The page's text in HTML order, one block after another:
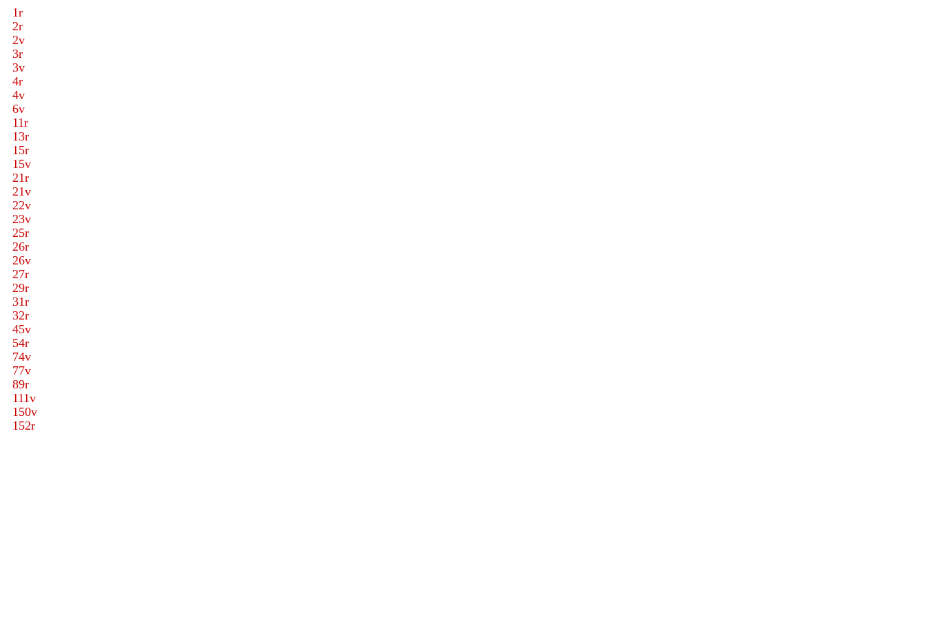
1r
2r
2v
3r
3v
4r
4v
6v
11r
13r
15r
15v
21r
21v
22v
23v
25r
26r
26v
27r
29r
31r
32r
45v
54r
74v
77v
89r
111v
150v
152r